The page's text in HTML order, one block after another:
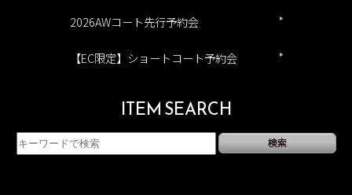
2026AWコート先行予約会
【EC限定】ショートコート予約会
ITEM SEARCH